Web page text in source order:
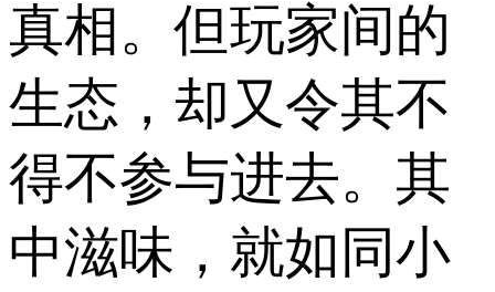
真相。但玩家间的
生态，却又令其不
得不参与进去。其
中滋味，就如同小